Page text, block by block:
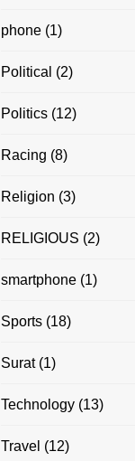
phone (1)
Political (2)
Politics (12)
Racing (8)
Religion (3)
RELIGIOUS (2)
smartphone (1)
Sports (18)
Surat(1)
Technology (13)
Travel (12)